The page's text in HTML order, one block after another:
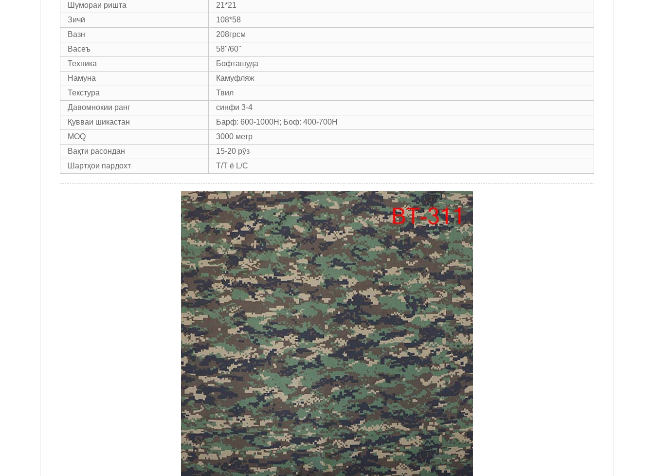
Шумораи ришта
21*21
Зичӣ
108*58
Вазн
208грсм
Васеъ
58"/60"
Техника
Бофташуда
Намуна
Камуфляж
Текстура
Твил
Давомнокии ранг
синфи 3-4
Қувваи шикастан
Барф: 600-1000Н; Боф: 400-700Н
MOQ
3000 метр
Вақти расондан
15-20 рӯз
Шартҳои пардохт
T/T ё L/C